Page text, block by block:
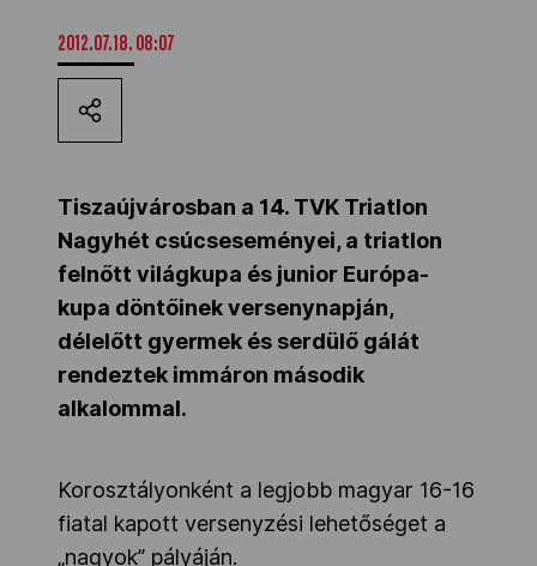
Kettőskarrier-program
Társszervezetek
OVEP
Adatbank
2012.07.18. 08:07
Tiszaújvárosban a 14. TVK Triatlon
Nagyhét csúcseseményei, a triatlon
felnőtt világkupa és junior Európa-
kupa döntőinek versenynapján,
délelőtt gyermek és serdülő gálát
rendeztek immáron második
alkalommal.
Korosztályonként a legjobb magyar 16-16
fiatal kapott versenyzési lehetőséget a
„nagyok” pályáján.